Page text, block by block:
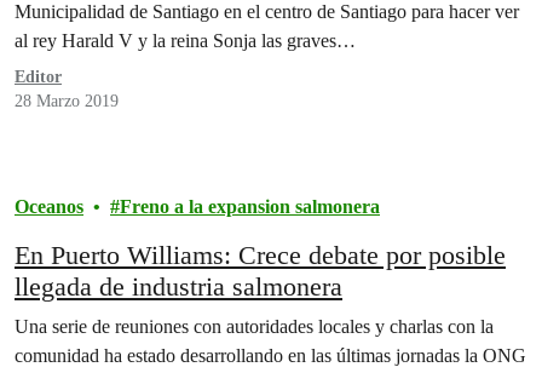
Municipalidad de Santiago en el centro de Santiago para hacer ver
al rey Harald V y la reina Sonja las graves…
Editor
28 Marzo 2019
Oceanos Freno a la expansion salmonera
En Puerto Williams: Crece debate por posible
llegada de industria salmonera
Una serie de reuniones con autoridades locales y charlas con la
comunidad ha estado desarrollando en las últimas jornadas la ONG